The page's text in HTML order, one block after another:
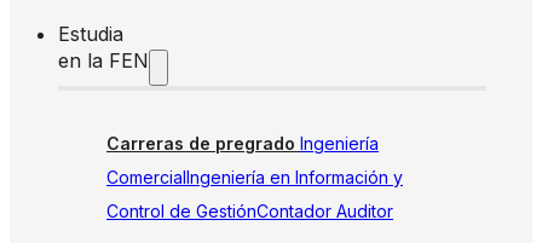
Estudia
en la FEN
Carreras de pregrado Ingeniería
ComercialIngeniería en Información y
Control de GestiónContador Auditor